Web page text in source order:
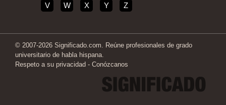
V W X Y Z
© 2007-2026 Significado.com. Reúne profesionales de grado
universitario de habla hispana.
Respeto a su privacidad - Conózcanos